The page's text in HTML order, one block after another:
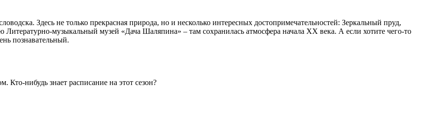
Здесь не только прекрасная природа, но и несколько интересных достопримечательностей: Зеркальный пруд,
музыкальный музей «Дача Шаляпина» – там сохранилась атмосфера начала XX века. А если хотите чего-то
познавательный.
нибудь знает расписание на этот сезон?